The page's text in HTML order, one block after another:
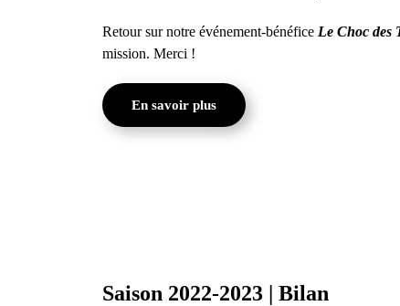
Retour sur notre événement-bénéfice Le Choc des
mission. Merci !
En savoir plus
Saison 2022-2023 | Bilan